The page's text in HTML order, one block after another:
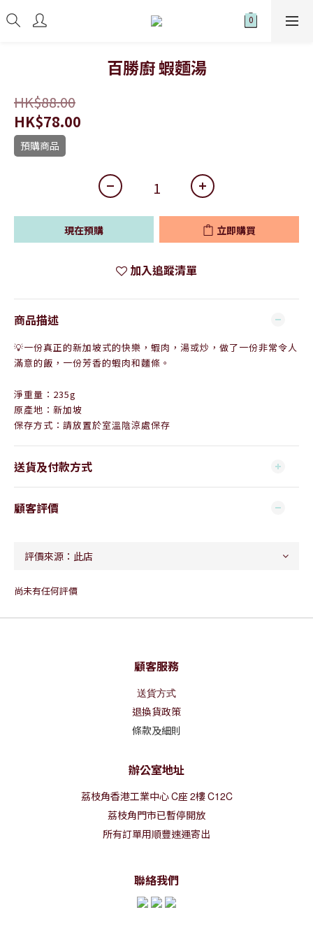
百勝廚 蝦麵湯
HK$88.00
HK$78.00
預購商品
現在預購 立即購買
加入追蹤清單
商品描述
💡一份真正的新加坡式的快樂，蝦肉，湯或炒，做了一份非常令人
滿意的飯，一份芳香的蝦肉和麵條。
淨重量：235g
原產地：新加坡
保存方式：請放置於室溫陰涼處保存
送貨及付款方式
顧客評價
尚未有任何評價
顧客服務
送貨方式
退換貨政策
條款及細則
辦公室地址
荔枝角香港工業中心C座2樓C12C
荔枝角門市已暫停開放
所有訂單用順豐速運寄出
聯絡我們